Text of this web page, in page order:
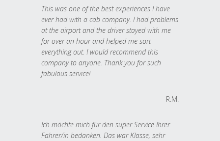
This was one of the best experiences I have
ever had with a cab company. I had problems
at the airport and the driver stayed with me
for over an hour and helped me sort
everything out. I would recommend this
company to anyone. Thank you for such
fabulous service!
R.M.
Ich möchte mich für den super Service Ihrer
Fahrer/in bedanken. Das war Klasse, sehr